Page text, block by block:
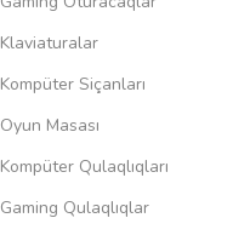
Klaviaturalar
Kompüter Siçanları
Oyun Masası
Kompüter Qulaqlıqları
Gaming Qulaqlıqlar